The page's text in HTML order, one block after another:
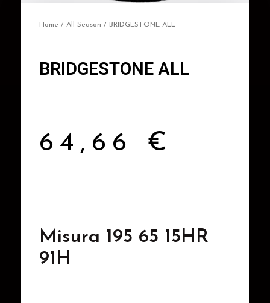
Home / All Season / BRIDGESTONE ALL
BRIDGESTONE ALL
64,66 €
Misura 195 65 15HR
91H